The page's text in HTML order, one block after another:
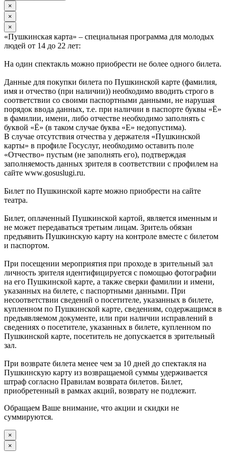
×
×
×
«Пушкинская карта» – специальная программа для молодых
людей от 14 до 22 лет:
На один спектакль можно приобрести не более одного билета.
Данные для покупки билета по Пушкинской карте (фамилия,
имя и отчество (при наличии)) необходимо вводить строго в
соответствии со своими паспортными данными, не нарушая
порядок ввода данных, т.е. при наличии в паспорте буквы «Ё»
в фамилии, имени, либо отчестве необходимо заполнять с
буквой «Ё» (в таком случае буква «Е» недопустима).
В случае отсутствия отчества у держателя «Пушкинской
карты» в профиле Госуслуг, необходимо оставить поле
«Отчество» пустым (не заполнять его), подтверждая
заполняемость данных зрителя в соответствии с профилем на
сайте www.gosuslugi.ru.
Билет по Пушкинской карте можно приобрести на сайте
театра.
Билет, оплаченный Пушкинской картой, является именным и
не может передаваться третьим лицам. Зритель обязан
предъявить Пушкинскую карту на контроле вместе с билетом
и паспортом.
При посещении мероприятия при проходе в зрительный зал
личность зрителя идентифицируется с помощью фотографии
на его Пушкинской карте, а также сверки фамилии и имени,
указанных на билете, с паспортными данными. При
несоответствии сведений о посетителе, указанных в билете,
купленном по Пушкинской карте, сведениям, содержащимся в
предъявляемом документе, или при наличии исправлений в
сведениях о посетителе, указанных в билете, купленном по
Пушкинской карте, посетитель не допускается в зрительный
зал.
При возврате билета менее чем за 10 дней до спектакля на
Пушкинскую карту из возвращаемой суммы удерживается
штраф согласно Правилам возврата билетов. Билет,
приобретенный в рамках акций, возврату не подлежит.
Обращаем Ваше внимание, что акции и скидки не
суммируются.
×
×